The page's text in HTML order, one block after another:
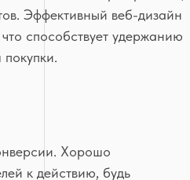
Эффективный веб-дизайн
способствует удержанию
Хорошо
к действию, будь